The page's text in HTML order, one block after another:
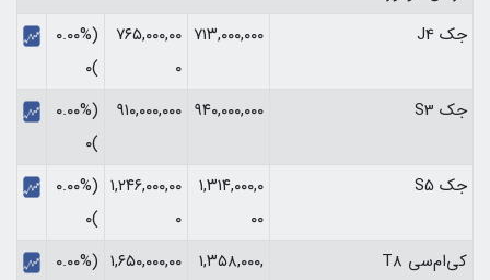
جک J4
۷۱۳,۰۰۰,۰۰۰ ۷۶۵,۰۰۰,۰۰
۰
(۰.۰۰%
)۰
جک S3
۹۴۰,۰۰۰,۰۰۰ ۹۱۰,۰۰۰,۰۰۰
(۰.۰۰%
)۰
جک S5
۱,۳۱۴,۰۰۰,۰
۰۰
۱,۲۴۶,۰۰۰,۰۰
۰
(۰.۰۰%
)۰
کی‌ام‌سی T8
۱,۳۵۸,۰۰۰,
۱,۶۵۰,۰۰۰,۰۰
(۰.۰۰%